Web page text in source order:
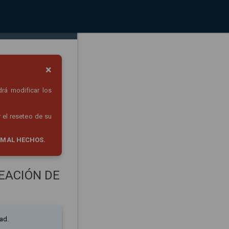
×
modificar los
el reseteo de su
HECHOS.
DE